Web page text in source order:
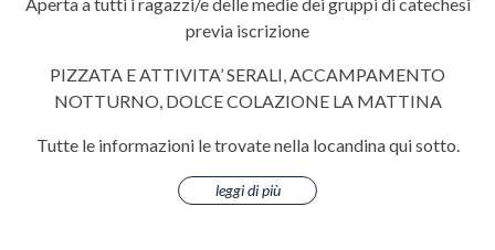
previa iscrizione
PIZZATA E ATTIVITA’ SERALI, ACCAMPAMENTO
NOTTURNO, DOLCE COLAZIONE LA MATTINA
Tutte le informazioni le trovate nella locandina qui sotto.
leggi di più